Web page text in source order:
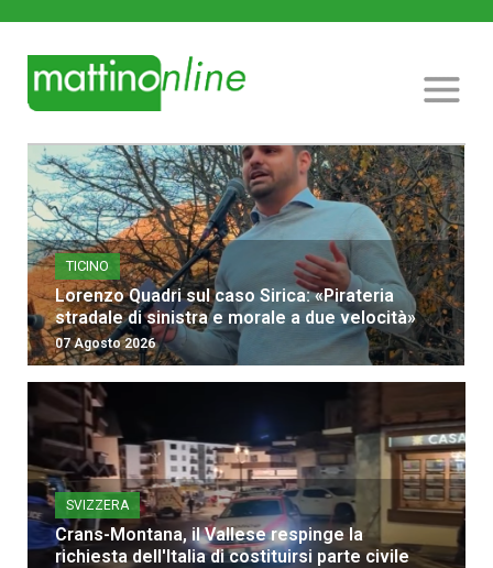
TICINO
Lorenzo Quadri sul caso Sirica: «Pirateria
stradale di sinistra e morale a due velocità»
07 Agosto 2026
SVIZZERA
Crans-Montana, il Vallese respinge la
richiesta dell'Italia di costituirsi parte civile